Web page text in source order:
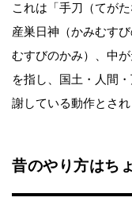
これは「手刀（てが
産巣日神（かみむす
むすびのかみ）、中
を指し、国土・人間
謝している動作とされ
昔のやり方はち